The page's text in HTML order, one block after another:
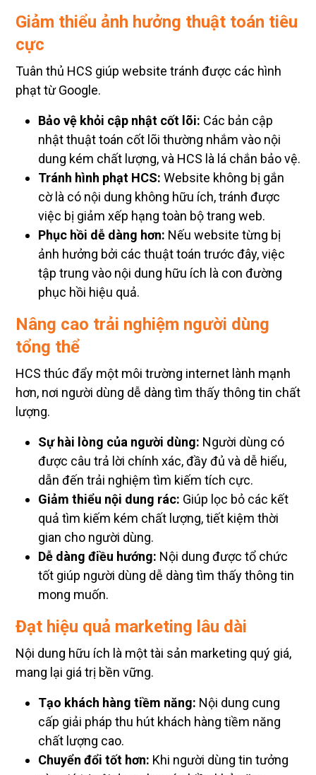
Giảm thiểu ảnh hưởng thuật toán tiêu
cực
Tuân thủ HCS giúp website tránh được các hình
phạt từ Google.
Bảo vệ khỏi cập nhật cốt lõi: Các bản cập
nhật thuật toán cốt lõi thường nhắm vào nội
dung kém chất lượng, và HCS là lá chắn bảo vệ.
Tránh hình phạt HCS: Website không bị gắn
cờ là có nội dung không hữu ích, tránh được
việc bị giảm xếp hạng toàn bộ trang web.
Phục hồi dễ dàng hơn: Nếu website từng bị
ảnh hưởng bởi các thuật toán trước đây, việc
tập trung vào nội dung hữu ích là con đường
phục hồi hiệu quả.
Nâng cao trải nghiệm người dùng
tổng thể
HCS thúc đẩy một môi trường internet lành mạnh
hơn, nơi người dùng dễ dàng tìm thấy thông tin chất
lượng.
Sự hài lòng của người dùng: Người dùng có
được câu trả lời chính xác, đầy đủ và dễ hiểu,
dẫn đến trải nghiệm tìm kiếm tích cực.
Giảm thiểu nội dung rác: Giúp lọc bỏ các kết
quả tìm kiếm kém chất lượng, tiết kiệm thời
gian cho người dùng.
Dễ dàng điều hướng: Nội dung được tổ chức
tốt giúp người dùng dễ dàng tìm thấy thông tin
mong muốn.
Đạt hiệu quả marketing lâu dài
Nội dung hữu ích là một tài sản marketing quý giá,
mang lại giá trị bền vững.
Tạo khách hàng tiềm năng: Nội dung cung
cấp giải pháp thu hút khách hàng tiềm năng
chất lượng cao.
Chuyển đổi tốt hơn: Khi người dùng tin tưởng